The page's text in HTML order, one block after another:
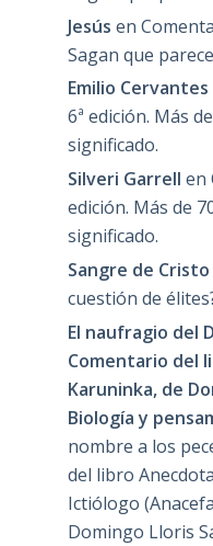
Jesús en
Sagan que
Emilio Cervantes
6ª edición. Más
significado.
Silveri Garrell en
edición. Más de
significado.
Sangre de Cristo
cuestión de
El naufragio del
Comentario del
Karuninka, de
Biología y
nombre a los
del libro
Ictiólogo
Domingo Lloris